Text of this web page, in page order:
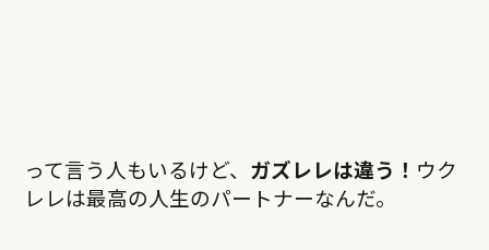
って言う人もいるけど、 ガズレレは違う！ ウク
レレは最高の人生のパートナーなんだ。